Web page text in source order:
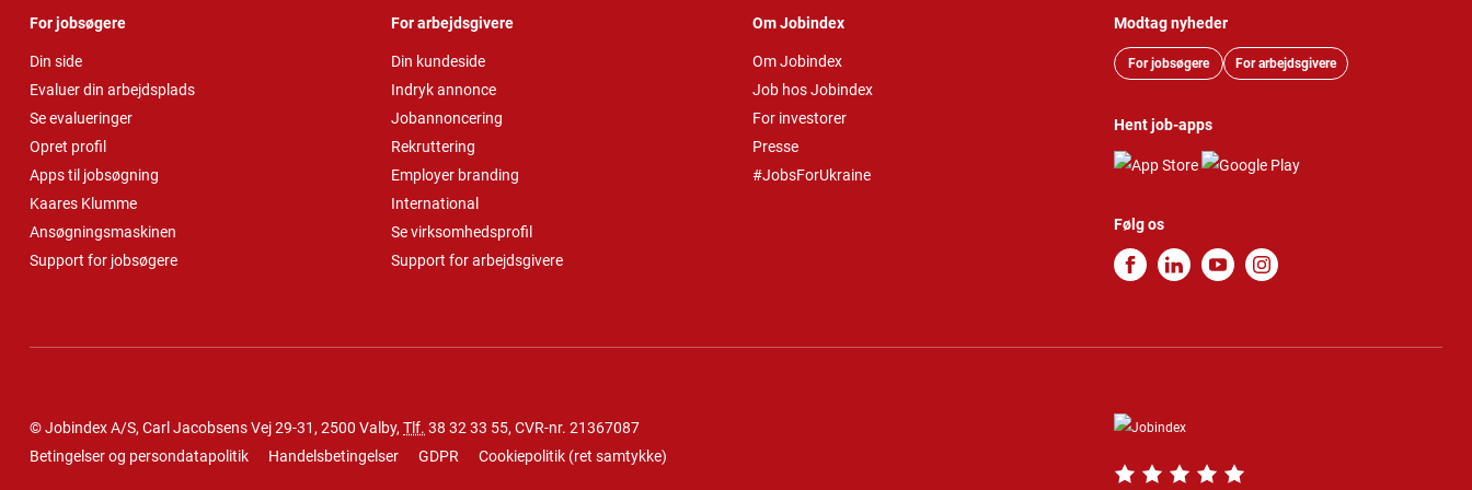
For jobsøgere
Din side
Evaluer din arbejdsplads
Se evalueringer
Opret profil
Apps til jobsøgning
Kaares Klumme
Ansøgningsmaskinen
Support for jobsøgere
For arbejdsgivere
Din kundeside
Indryk annonce
Jobannoncering
Rekruttering
Employer branding
International
Se virksomhedsprofil
Support for arbejdsgivere
Om Jobindex
Om Jobindex
Job hos Jobindex
For investorer
Presse
#JobsForUkraine
Modtag nyheder
For jobsøgere For arbejdsgivere
Hent job-apps
Følg os
© Jobindex A/S, Carl Jacobsens Vej 29-31, 2500 Valby, Tlf. 38 32 33 55, CVR-nr. 21367087
Betingelser og persondatapolitik
Handelsbetingelser GDPR Cookiepolitik (ret samtykke)